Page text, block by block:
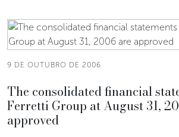
9 DE OUTUBRO DE 2006
The consolidated financial
Ferretti Group at August 31,
approved